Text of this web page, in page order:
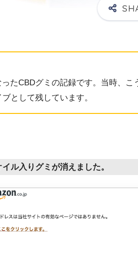
たCBDグミの記録です。当時、こ
として残しています。
ル入りグミが消えました。